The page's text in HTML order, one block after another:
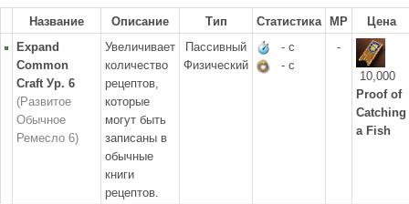
Название Описание Тип Статистика MP
Цена
Expand
Common
Craft Ур. 6
(Развитое
Обычное
Ремесло 6)
Увеличивает
количество
рецептов,
которые
могут быть
записаны в
обычные
книги
рецептов.
Пассивный
Физический
- с
- с
-
10,000
Proof of
Catching
a Fish